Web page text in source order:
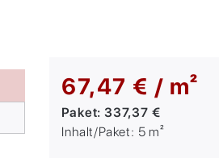
67,47 € / m²
Paket: 337,37 €
Inhalt/Paket: 5 m²